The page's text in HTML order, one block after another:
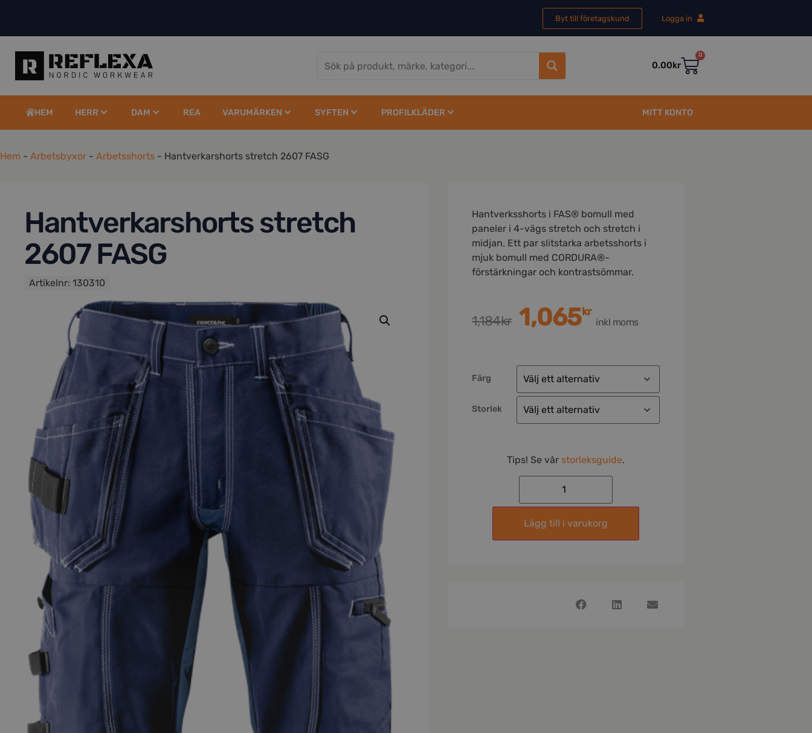
Byt till företagskund Logga in
0.00kr
0
HEM HERR DAM REA VARUMÄRKEN SYFTEN PROFILKLÄDER MITT KONTO
Hem - Arbetsbyxor - Arbetsshorts - Hantverkarshorts stretch 2607 FASG
Hantverkarshorts stretch
2607 FASG
Artikelnr: 130310
Hantverksshorts i FAS® bomull med
paneler i 4-vägs stretch och stretch i
midjan. Ett par slitstarka arbetsshorts i
mjuk bomull med CORDURA®-
förstärkningar och kontrastsömmar.
1,184kr 1,065kr
inkl moms
Färg
Storlek
Tips! Se vår storleksguide.
Lägg till i varukorg